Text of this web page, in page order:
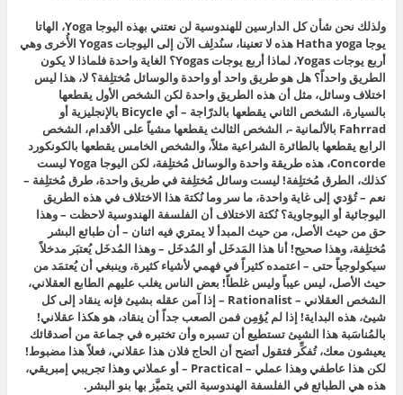
ولذلك نحن شأن كل الدارسين للهندوسية لن نعتني بهذه اليوجا Yoga، الهاتا
يوجا Hatha yoga هذه لا تعنينا، سنُدلِف الآن إلى اليوجات Yogas الأُخرى وهي
أربع يوجات Yogas، لماذا أربع يوجات Yogas؟ الغاية واحدة فلماذا لا يكون
الطريق واحداً؟ هل هو طريق واحد أو واحدة والوسائل مُختلِفة؟ لا، هذا ليس
اختلاف وسائل، مثل أن هذه الطريق واحدة لكن الشخص الأول يقطعها
بالسيارة، الشخص الثاني يقطعها بالدرّاجة – أي Bicycle بالإنجليزية أو
Fahrrad بالألمانية -، الشخص الثالث يقطعها مشياً على الأقدام، الشخص
الرابع يقطعها بالطائرة الشراعية مثلاً، والشخص الخامس يقطعها بالكونكورد
Concorde، هذه طريقة واحدة والوسائل مُختلِفة، لكن اليوجا Yoga ليست
كذلك، الطرق مُختلِفة! ليست وسائل مُختلِفة في طريق واحدة، طرق مُختلِفة –
نعم – تُؤدي إلى غاية واحدة، ما سر وما نُكتة هذا الاختلاف في هذه الطريق
اليوجائية أو اليوجاوية؟ نُكتة الاختلاف أن الفلسفة الهندوسية لاحظت – وهذا
حق من حيث الأصل، من حيث المبدأ لا يمتري فيه اثنان – أن طبائع البشر
مُختلِفة، وهذا صحيح! أنا هذا المَدخَل أو المُدخَل – وهذا المُدخَل يُعتبَر مدخلاً
سيكولوجياً حتى – اعتمده كثيراً في فهمي لأشياء كثيرة، وينبغي أن يُعتمَد من
حيث الأصل، ليس عيباً وليس غلطاً! بعض الناس يغلب عليهم الطابع العقلاني،
الشخص العقلاني – Rationalist – إذا آمن عقله بشيئ فإنه ينقاد إلى كل
شيئ، هذه البداية! إذا لم يُؤمِن فمن الصعب جداً أن ينقاد، هو هكذا عقلاني!
بالمُناسَبة هذا الشيئ تستطيع أن تسبره وأن تختبره في جماعة من أصدقائك
يعيشون معك، تُفكِّر فتقول أتضح أن الحاج فلان هذا عقلاني، فعلاً هذا مضبوط!
لكن هذا عاطفي وهذا عملي – Practical – أو عملاني وهذا تجريبي إمبريقي،
هذه هي الطبائع في الفلسفة الهندوسية التي يتميَّز بها بنو البشر.